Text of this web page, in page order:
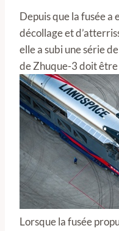
Depuis que la fusée
décollage et
elle a subi une série
de Zhuque-3 doit être
Lorsque la fusée